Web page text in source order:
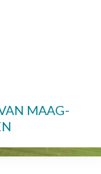
MAAG-